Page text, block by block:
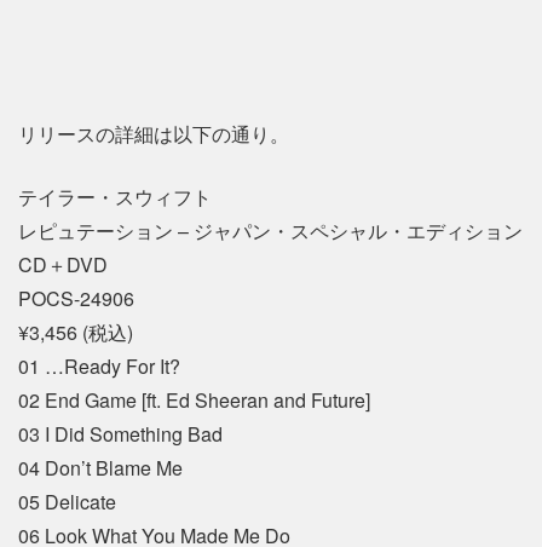
リリースの詳細は以下の通り。
テイラー・スウィフト
レピュテーション – ジャパン・スペシャル・エディション
CD＋DVD
POCS-24906
¥3,456 (税込)
01 …Ready For It?
02 End Game [ft. Ed Sheeran and Future]
03 I Did Something Bad
04 Don’t Blame Me
05 Delicate
06 Look What You Made Me Do